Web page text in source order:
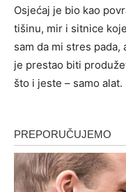
Osjećaj je bio kao
tišinu, mir i sitnice
sam da mi stres
je prestao biti
što i jeste – samo alat.